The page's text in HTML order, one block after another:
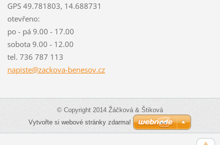
GPS 49.781803, 14.688731
otevřeno:
po - pá 9.00 - 17.00
sobota 9.00 - 12.00
tel. 736 787 113
napiste@zackova-benesov.cz
© Copyright 2014 Žáčková & Štiková
Vytvořte si webové stránky zdarma!